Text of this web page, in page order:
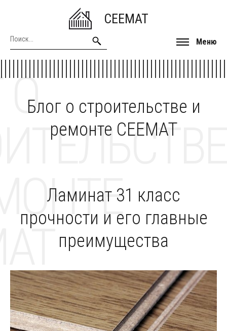
CEEMAT
Меню
Блог о строительстве и
ремонте CEEMAT
О
Ламинат 31 класс
прочности и его главные
преимущества